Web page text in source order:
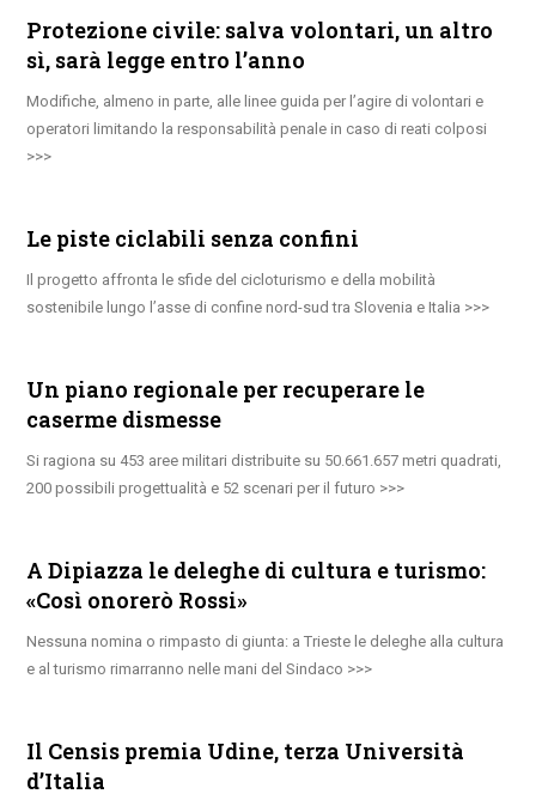
Protezione civile: salva volontari, un altro
sì, sarà legge entro l’anno
Modifiche, almeno in parte, alle linee guida per l’agire di volontari e
operatori limitando la responsabilità penale in caso di reati colposi
Le piste ciclabili senza confini
Il progetto affronta le sfide del cicloturismo e della mobilità
sostenibile lungo l’asse di confine nord-sud tra Slovenia e Italia
Un piano regionale per recuperare le
caserme dismesse
Si ragiona su 453 aree militari distribuite su 50.661.657 metri quadrati,
200 possibili progettualità e 52 scenari per il futuro
A Dipiazza le deleghe di cultura e turismo:
«Così onorerò Rossi»
Nessuna nomina o rimpasto di giunta: a Trieste le deleghe alla cultura
e al turismo rimarranno nelle mani del Sindaco
Il Censis premia Udine, terza Università
d’Italia